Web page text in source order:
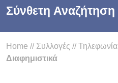
Σύνθετη Αναζήτηση
Home // Συλλογές //Τηλεφωνία
Διαφημιστικά